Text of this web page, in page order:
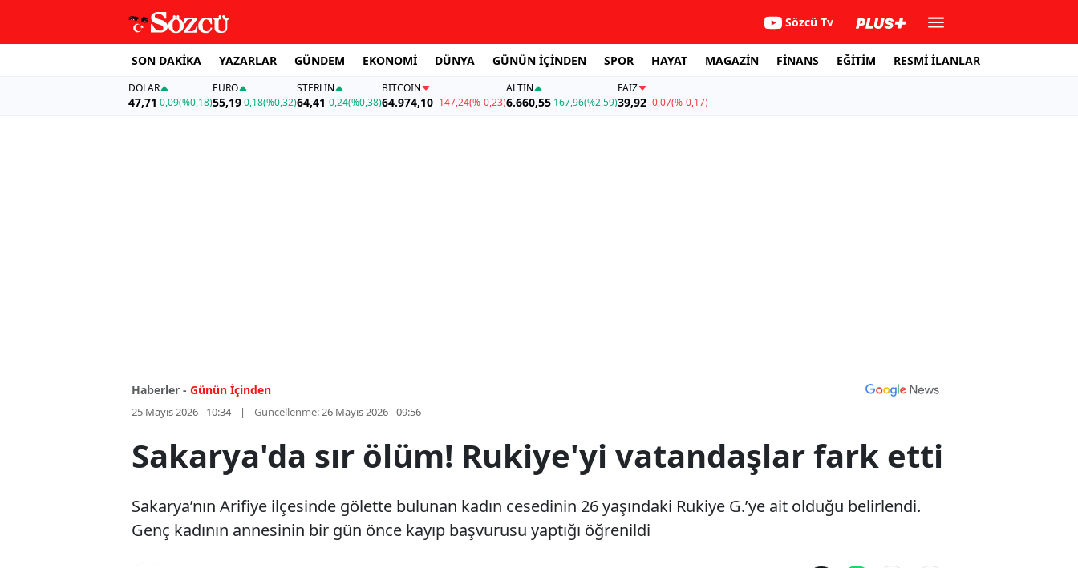
Sözcü Tv
SON DAKİKA YAZARLAR GÜNDEM EKONOMİ DÜNYA GÜNÜN İÇİNDEN SPOR HAYAT MAGAZİN FİNANS EĞİTİM RESMİ İLANLAR
DOLAR
47,71 0,09(%0,18)
EURO
55,19 0,18(%0,32)
STERLIN
64,41 0,24(%0,38)
BITCOIN
64.974,10-147,24(%-0,23)
ALTIN
6.660,55 167,96(%2,59)
FAİZ
39,92-0,07(%-0,17)
Haberler - Günün İçinden
25 Mayıs 2026 - 10:34 Güncellenme:26 Mayıs 2026 - 09:56
Sakarya'da sır ölüm! Rukiye'yi vatandaşlar fark etti
Sakarya’nın Arifiye ilçesinde gölette bulunan kadın cesedinin 26 yaşındaki Rukiye G.’ye ait olduğu belirlendi.
Genç kadının annesinin bir gün önce kayıp başvurusu yaptığı öğrenildi